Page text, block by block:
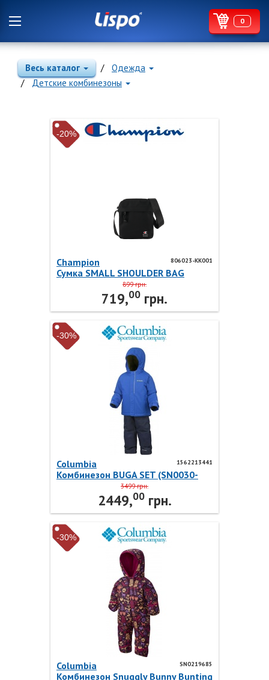
0
Весь каталог
Одежда
Детские комбинезоны
-20%
806023-KK001
Champion
Сумка SMALL SHOULDER BAG
806023-KK001 Champion
899 грн.
719,00 грн.
-30%
1562213441
Columbia
Комбинезон BUGA SET (SN0030-
441) 1562213441 Columbia
3499 грн.
2449,00грн.
-30%
SN0219685
Columbia
Комбинезон Snuggly Bunny Bunting